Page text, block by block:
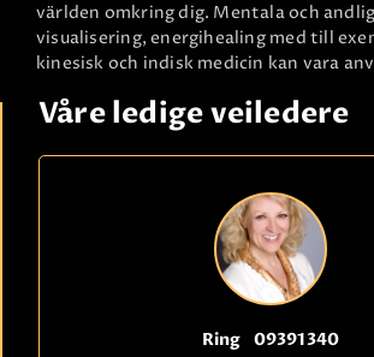
världen omkring dig. Mentala och
visualisering, energihealing med till
kinesisk och indisk medicin kan vara
Våre ledige veiledere
Ring 09391340